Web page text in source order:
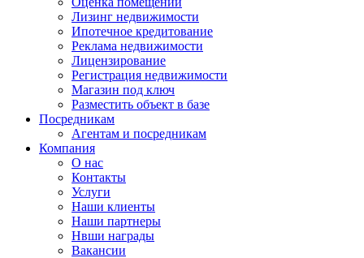
Лизинг недвижимости
Ипотечное кредитование
Реклама недвижимости
Лицензирование
Регистрация недвижимости
Магазин под ключ
Разместить объект в базе
Посредникам
Агентам и посредникам
Компания
О нас
Контакты
Услуги
Наши клиенты
Наши партнеры
Нвши награды
Вакансии